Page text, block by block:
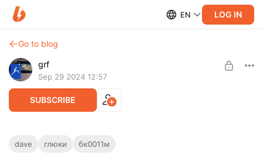
EN LOG IN
Go to blog
grf
Sep 29 2024 12:57
SUBSCRIBE
Две новости - хорошая и плохая
dave глюки бк0011м